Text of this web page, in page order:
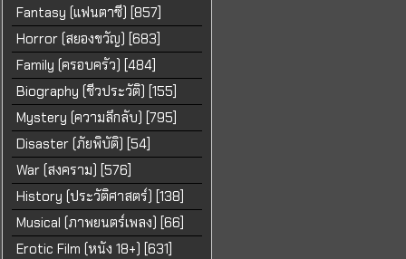
Fantasy (แฟนตาซี) [857]
Horror (สยองขวัญ) [683]
Family (ครอบครัว) [484]
Biography (ชีวประวัติ) [155]
Mystery (ความลึกลับ) [795]
Disaster (ภัยพิบัติ) [54]
War (สงคราม) [576]
History (ประวัติศาสตร์) [138]
Musical (ภาพยนตร์เพลง) [66]
Erotic Film (หนัง 18+) [631]